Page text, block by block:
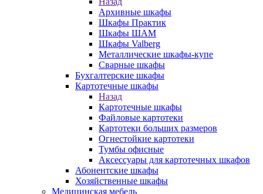
Архивные шкафы
Шкафы Практик
Шкафы ШАМ
Шкафы Valberg
Металлические шкафы-купе
Сварные шкафы
Бухгалтерские шкафы
Картотечные шкафы
Назад
Картотечные шкафы
Файловые картотеки
Картотеки больших размеров
Огнестойкие картотеки
Тумбы офисные
Аксессуары для картотечных шкафов
Абонентские шкафы
Хозяйственные шкафы
Медицинская мебель